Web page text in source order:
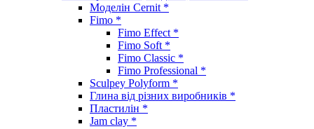
Моделін Cernit *
Fimo *
Fimo Effect *
Fimo Soft *
Fimo Classic *
Fimo Professional *
Sculpey Polyform *
Глина від різних виробників *
Пластилін *
Jam clay *